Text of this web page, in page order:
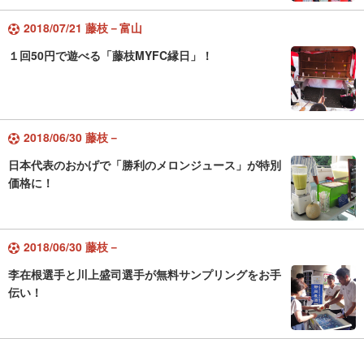
2018/07/21 藤枝－富山
１回50円で遊べる「藤枝MYFC縁日」！
2018/06/30 藤枝－
日本代表のおかげで「勝利のメロンジュース」が特別
価格に！
2018/06/30 藤枝－
李在根選手と川上盛司選手が無料サンプリングをお手
伝い！